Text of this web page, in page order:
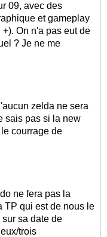
09, avec des
et gameplay
On n'a pas eut de
? Je ne me
zelda ne sera
sais pas si la new
courrage de
ne fera pas la
TP qui est de nous le
sa date de
trois